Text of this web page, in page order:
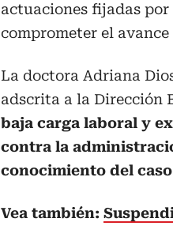
actuaciones fijadas
comprometer el avance
La doctora Adriana
adscrita a la Dirección
baja carga laboral y
contra la
conocimiento del
Vea también: